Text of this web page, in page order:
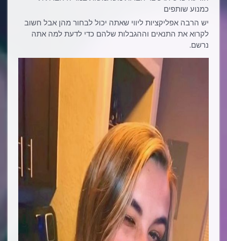
כמנוע שותפים
יש הרבה אפליקציות ליווי שאתה יכול לבחור מהן אבל חשוב
לקרוא את התנאים וההגבלות שלהם כדי לדעת למה אתה
נרשם.